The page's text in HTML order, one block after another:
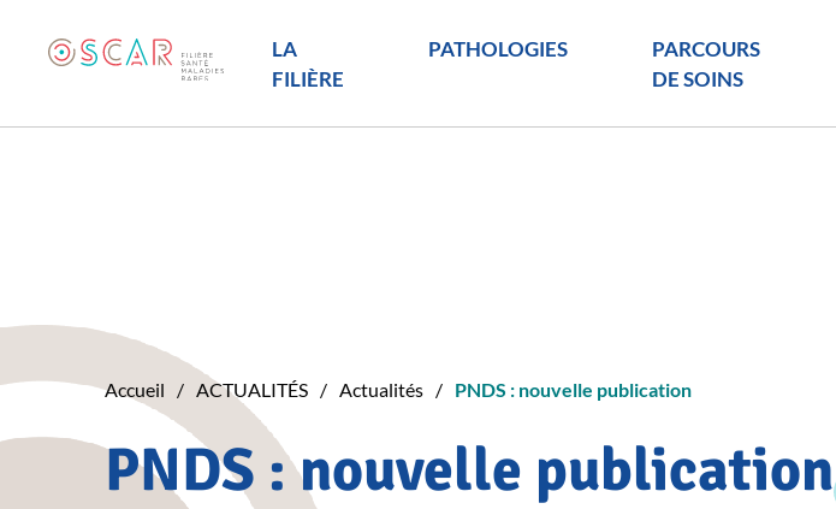
LA
FILIÈRE
PATHOLOGIES
PARCOURS
DE SOINS
Accueil ACTUALITÉS Actualités PNDS : nouvelle publication
PNDS : nouvelle publication